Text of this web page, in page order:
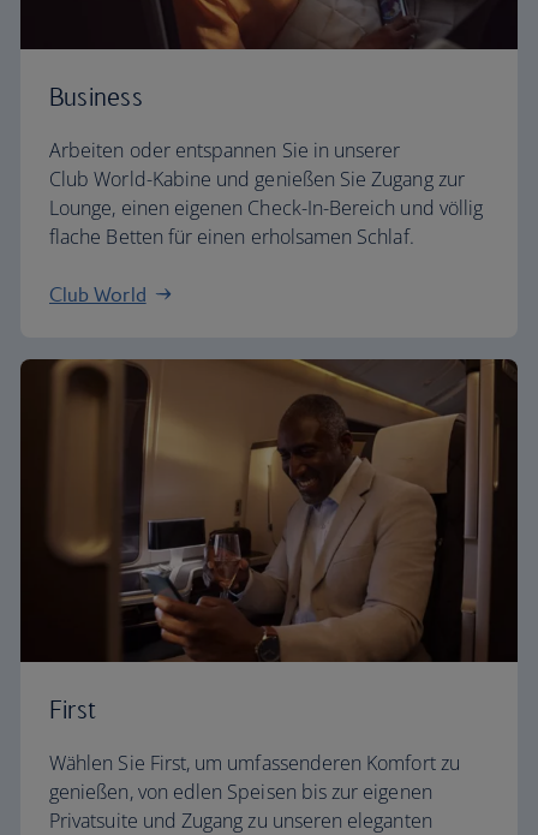
Business
Arbeiten oder entspannen Sie in unserer
Club World-Kabine und genießen Sie Zugang zur
Lounge, einen eigenen Check-In-Bereich und völlig
flache Betten für einen erholsamen Schlaf.
Club World
First
Wählen Sie First, um umfassenderen Komfort zu
genießen, von edlen Speisen bis zur eigenen
Privatsuite und Zugang zu unseren eleganten